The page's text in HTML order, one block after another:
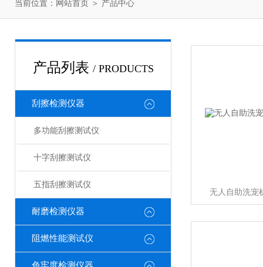
当前位置： 网站首页 ＞ 产品中心
产品列表 / PRODUCTS
刮擦检测仪器
多功能刮擦测试仪
十字刮擦测试仪
五指刮擦测试仪
耐磨检测仪器
阻燃性能测试仪
无人自助洗宠